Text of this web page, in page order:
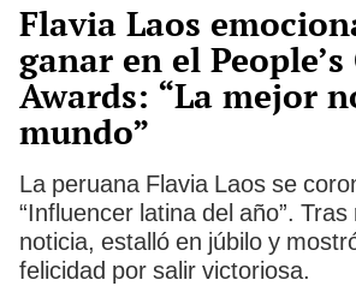
Flavia Laos
ganar en el People’s
Awards: “La mejor
mundo”
La peruana Flavia Laos se
“Influencer latina del año”. Tras
noticia, estalló en júbilo y
felicidad por salir victoriosa.